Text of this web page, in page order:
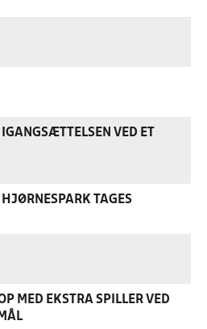
VED ET
TAGES
MED EKSTRA SPILLER VED